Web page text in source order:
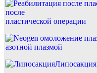
после
пластической операции
азотной плазмой
Липосакция